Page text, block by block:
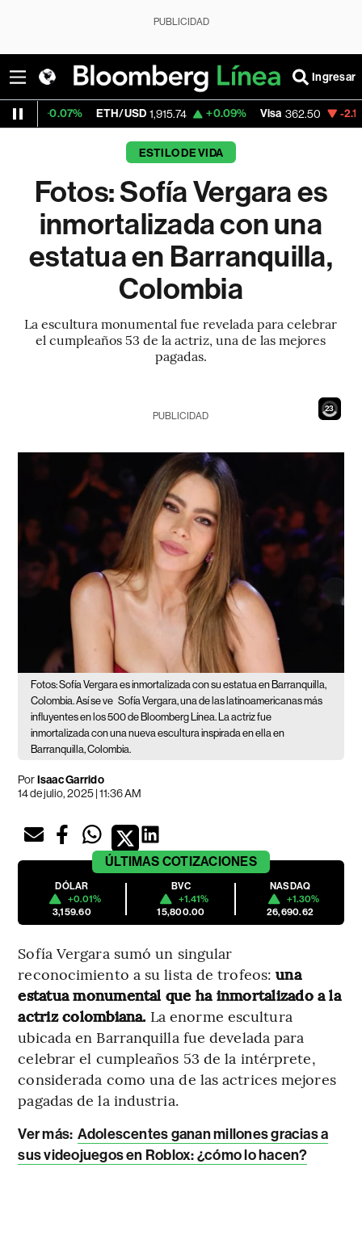
PUBLICIDAD
Ingresar
ETH/USD 1,915.74 +0.09% Visa 362.50 -2.15%
ESTILO DE VIDA
Fotos: Sofía Vergara es
inmortalizada con una
estatua en Barranquilla,
Colombia
La escultura monumental fue revelada para celebrar
el cumpleaños 53 de la actriz, una de las mejores
pagadas.
21
PUBLICIDAD
Fotos: Sofía Vergara es inmortalizada con su estatua en Barranquilla,
Colombia. Así se ve Sofía Vergara, una de las latinoamericanas más
influyentes en los 500 de Bloomberg Línea. La actriz fue
inmortalizada con una nueva escultura inspirada en ella en
Barranquilla, Colombia.
PorIsaac Garrido
14 de julio, 2025 | 11:36 AM
ÚLTIMAS COTIZACIONES
DÓLAR
+0.01%
3,159.60
BVC
+1.41%
15,800.00
NASDAQ
+1.30%
26,690.62
Sofía Vergara sumó un singular
reconocimiento a su lista de trofeos:una
estatua monumental que ha inmortalizado a la
actriz colombiana. La enorme escultura
ubicada en Barranquilla fue develada para
celebrar el cumpleaños 53 de la intérprete,
considerada como una de las actrices mejores
pagadas de la industria.
Ver más: Adolescentes ganan millones gracias a
sus videojuegos en Roblox: ¿cómo lo hacen?